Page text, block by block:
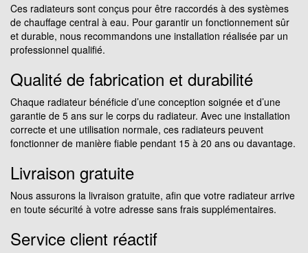
Ces radiateurs sont conçus pour être raccordés à des systèmes
de chauffage central à eau. Pour garantir un fonctionnement sûr
et durable, nous recommandons une installation réalisée par un
professionnel qualifié.
Qualité de fabrication et durabilité
Chaque radiateur bénéficie d’une conception soignée et d’une
garantie de 5 ans sur le corps du radiateur. Avec une installation
correcte et une utilisation normale, ces radiateurs peuvent
fonctionner de manière fiable pendant 15 à 20 ans ou davantage.
Livraison gratuite
Nous assurons la livraison gratuite, afin que votre radiateur arrive
en toute sécurité à votre adresse sans frais supplémentaires.
Service client réactif